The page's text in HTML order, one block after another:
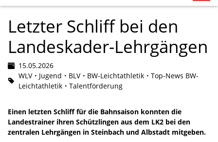
Letzter Schliff bei den
Landeskader-Lehrgängen
15.05.2026
WLV
Jugend BLV BW-Leichtathletik
Top-News BW-
Leichtathletik
Talentförderung
Einen letzten Schliff für die Bahnsaison konnten die
Landestrainer ihren Schützlingen aus dem LK2 bei den
zentralen Lehrgängen in Steinbach und Albstadt mitgeben.